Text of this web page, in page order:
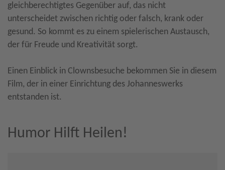
gleichberechtigtes Gegenüber auf, das nicht
unterscheidet zwischen richtig oder falsch, krank oder
gesund. So kommt es zu einem spielerischen Austausch,
der für Freude und Kreativität sorgt.
Einen Einblick in Clownsbesuche bekommen Sie in diesem
Film, der in einer Einrichtung des Johanneswerks
entstanden ist.
Humor Hilft Heilen!